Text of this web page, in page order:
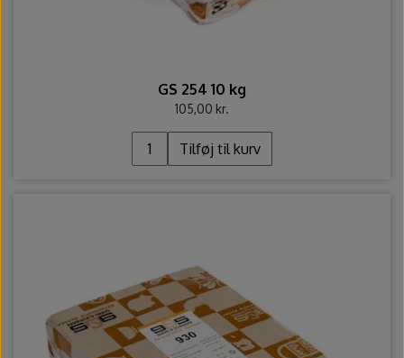
GS 254 10 kg
105,00 kr.
Tilføj til kurv